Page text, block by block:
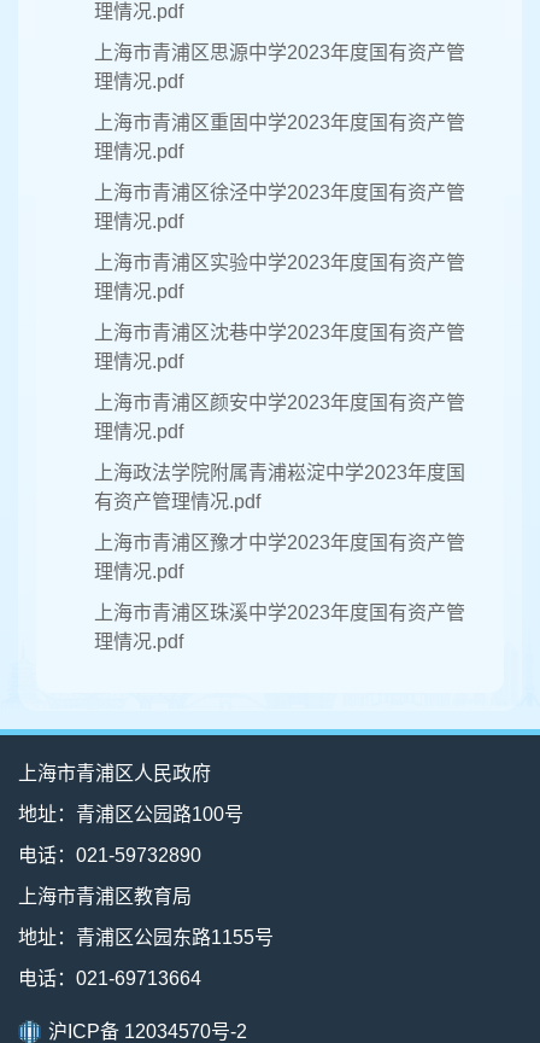
理情况.pdf
上海市青浦区思源中学2023年度国有资产管
理情况.pdf
上海市青浦区重固中学2023年度国有资产管
理情况.pdf
上海市青浦区徐泾中学2023年度国有资产管
理情况.pdf
上海市青浦区实验中学2023年度国有资产管
理情况.pdf
上海市青浦区沈巷中学2023年度国有资产管
理情况.pdf
上海市青浦区颜安中学2023年度国有资产管
理情况.pdf
上海政法学院附属青浦崧淀中学2023年度国
有资产管理情况.pdf
上海市青浦区豫才中学2023年度国有资产管
理情况.pdf
上海市青浦区珠溪中学2023年度国有资产管
理情况.pdf
上海市青浦区人民政府
地址：青浦区公园路100号
电话：021-59732890
上海市青浦区教育局
地址：青浦区公园东路1155号
电话：021-69713664
沪ICP备 12034570号-2